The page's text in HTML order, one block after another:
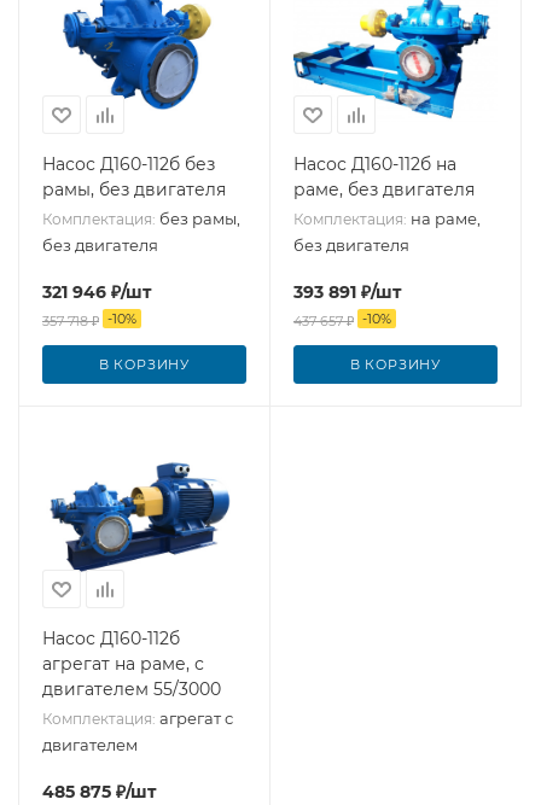
Насос Д160-112б без
рамы, без двигателя
Комплектация: без рамы,
без двигателя
321 946 ₽/шт
357 718₽ -10%
В КОРЗИНУ
Насос Д160-112б на
раме, без двигателя
Комплектация: на раме,
без двигателя
393 891 ₽/шт
437 657₽ -10%
В КОРЗИНУ
Насос Д160-112б
агрегат на раме, с
двигателем 55/3000
Комплектация: агрегат с
двигателем
485 875 ₽/шт